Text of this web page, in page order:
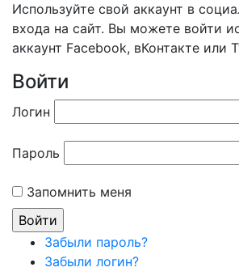
Используйте свой аккаунт в
входа на сайт. Вы можете войти
аккаунт Facebook, вКонтакте или
Войти
Логин
Пароль
Запомнить меня
Забыли пароль?
Забыли логин?